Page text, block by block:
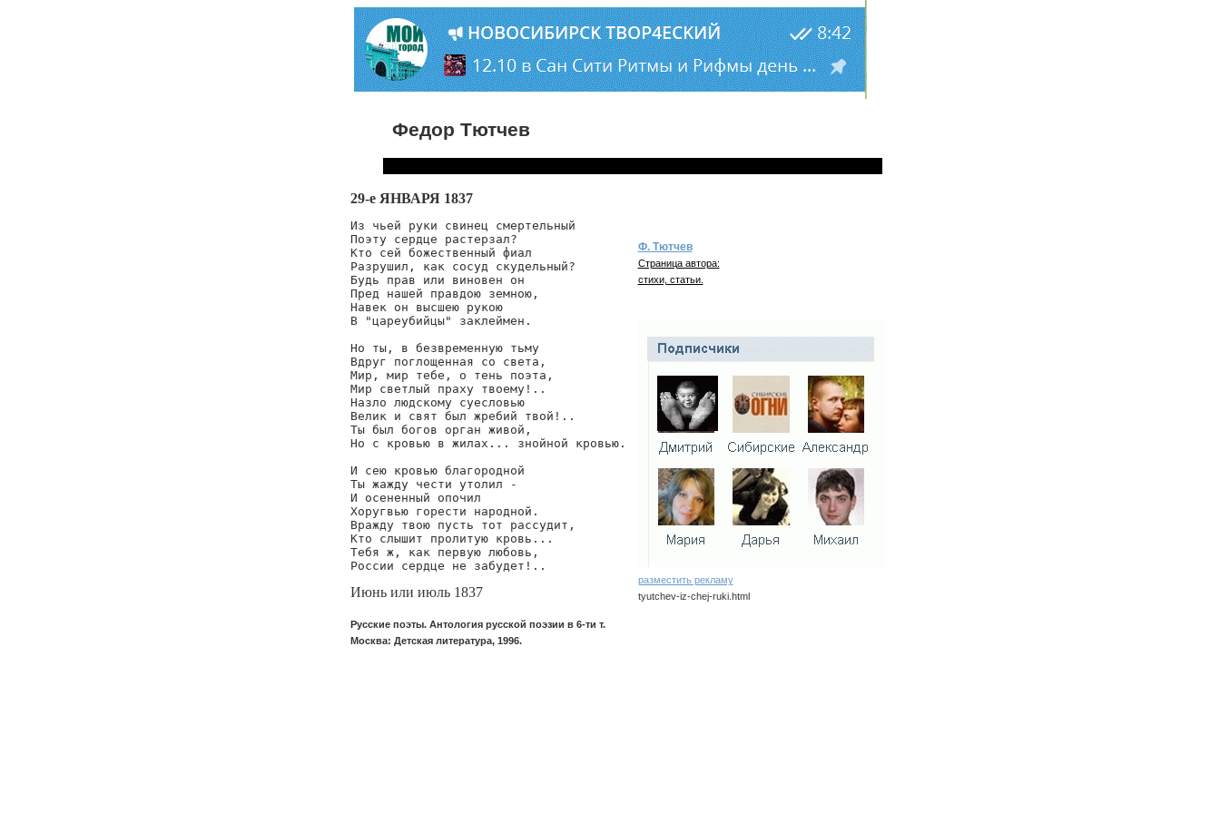
Федор Тютчев
29-е ЯНВАРЯ 1837
Из чьей руки свинец смертельный
Поэту сердце растерзал?
Кто сей божественный фиал
Разрушил, как сосуд скудельный?
Будь прав или виновен он
Пред нашей правдою земною,
Навек он высшею рукою
В "цареубийцы" заклеймен.
Но ты, в безвременную тьму
Вдруг поглощенная со света,
Мир, мир тебе, о тень поэта,
Мир светлый праху твоему!..
Назло людскому суесловью
Велик и свят был жребий твой!..
Ты был богов орган живой,
Но с кровью в жилах... знойной кровью.
И сею кровью благородной
Ты жажду чести утолил -
И осененный опочил
Хоругвью горести народной.
Вражду твою пусть тот рассудит,
Кто слышит пролитую кровь...
Тебя ж, как первую любовь,
России сердце не забудет!..
Июнь или июль 1837
Русские поэты. Антология русской поэзии в 6-ти т.
Москва: Детская литература, 1996.
Ф. Тютчев
Страница автора:
стихи, статьи.
разместить рекламу
tyutchev-iz-chej-ruki.html